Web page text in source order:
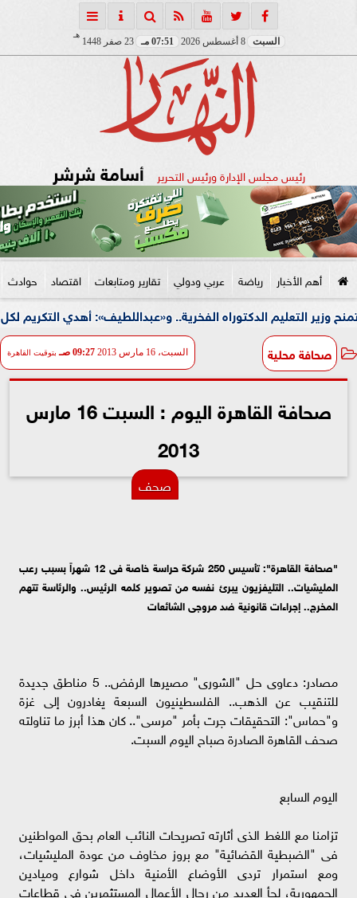
السبت 8 أغسطس 2026 07:51 مـ 23 صفر 1448
هـ
رئيس مجلس الإدارة ورئيس التحرير أسامة شرشر
أهم الأخبار رياضة عربي ودولي تقارير ومتابعات اقتصاد حوادث
الدكتوراه الفخرية.. و«عبداللطيف»: أهدي التكريم لكل
صحافة محلية السبت، 16 مارس 2013 09:27 صـ بتوقيت القاهرة
صحافة القاهرة اليوم : السبت 16 مارس
2013
صحف
"صحافة القاهرة": تأسيس 250 شركة حراسة خاصة فى 12 شهراً بسبب رعب
المليشيات.. التليفزيون يبرئ نفسه من تصوير كلمه الرئيس.. والرئاسة تتهم
المخرج.. إجراءات قانونية ضد مروجى الشائعات
مصادر: دعاوى حل "الشورى" مصيرها الرفض.. 5 مناطق جديدة
للتنقيب عن الذهب.. الفلسطينيون السبعة يغادرون إلى غزة
و"حماس": التحقيقات جرت بأمر "مرسى".. كان هذا أبرز ما تناولته
صحف القاهرة الصادرة صباح اليوم السبت.
اليوم السابع
تزامنا مع اللغط الذى أثارته تصريحات النائب العام بحق المواطنين
فى "الضبطية القضائية" مع بروز مخاوف من عودة المليشيات،
ومع استمرار تردى الأوضاع الأمنية داخل شوارع وميادين
الجمهورية، لجأ العديد من رجال الأعمال المستثمرين فى قطاعات